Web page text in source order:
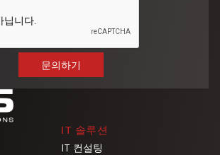
IT 솔루션
IT 컨설팅